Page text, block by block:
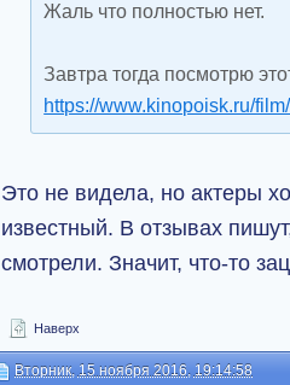
Жаль что полностью нет.
Завтра тогда посмотрю
https://www.kinopoisk.ru/
Это не видела, но актеры
известный. В отзывах
смотрели. Значит, что-то
Наверх
Вторник, 15 ноября 2016, 19:14:58